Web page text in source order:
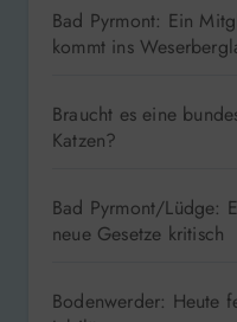
Bad Pyrmont: Ein
kommt ins
Braucht es eine
Katzen?
Bad Pyrmont/Lüdge:
neue Gesetze kritisch
Bodenwerder: Heute